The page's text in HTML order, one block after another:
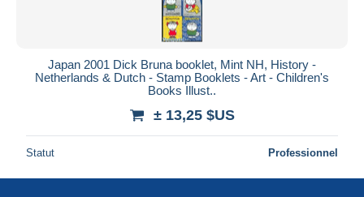
Japan 2001 Dick Bruna booklet, Mint NH, History -
Netherlands & Dutch - Stamp Booklets - Art - Children's
Books Illust..
± 13,25 $US
Statut Professionnel